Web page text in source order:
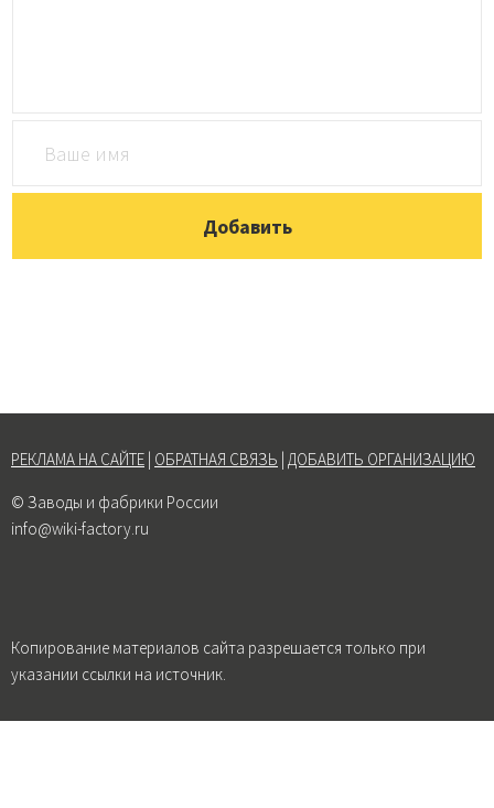
РЕКЛАМА НА САЙТЕ ОБРАТНАЯ СВЯЗЬ ДОБАВИТЬ ОРГАНИЗАЦИЮ
© Заводы и фабрики России
info@wiki-factory.ru
Копирование материалов сайта разрешается только при
указании ссылки на источник.